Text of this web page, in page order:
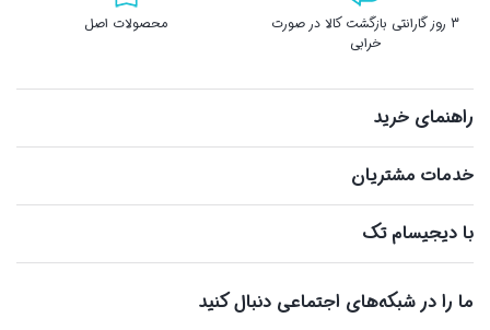
3 روز گارانتی بازگشت کالا در صورت
خرابی
محصولات اصل
راهنمای خرید
خدمات مشتریان
با دیجیسام تک
ما را در شبکه‌های اجتماعی دنبال کنید